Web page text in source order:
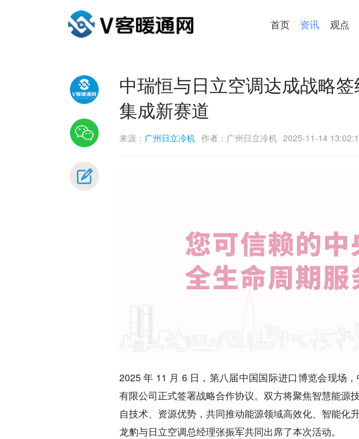
首页 资讯 观点
中瑞恒与日立空调达成战略
集成新赛道
来源： 广州日立冷机 作者：广州日立冷机 2025-11-14
2025 年 11 月 6 日，第八届中国国际进口博览会现场
有限公司正式签署战略合作协议。双方将聚焦智慧能源
自技术、资源优势，共同推动能源领域高效化、智能化
龙豹与日立空调总经理张振军共同出席了本次活动。